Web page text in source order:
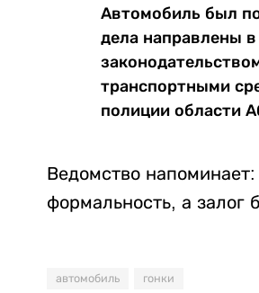
Автомобиль был
дела направлены
транспортными
полиции области
Ведомство
формальность, а залог
автомобиль гонки